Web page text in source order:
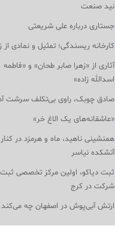
نید صنعت
جستاری درباره علی شریعتی
کارخانه ریسندگی؛ تمثیل و نمادی از
آثاری از «زهرا صابر طحان» و «فاطمه
اسدالله زاده»
صادق چوبک، راوی بی‌تکلف سرشت
«عاشقانه‌های یک الاغ خر»
همنشینی ناهید، ماه و هرمزد در کنار
آتشکده نیاسر
ثبت دیاکو، اولین مرکز تخصصی ثبت
شرکت در کرج
ارتش آبی‌پوش در اصفهان چه می‌کند